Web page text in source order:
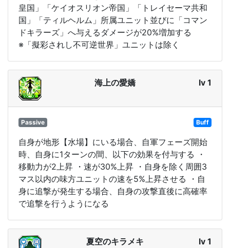
皇国」「ケイオスリオン帝国」「トレイセーマ共和
国」「ティルヘルム」所属ユニット並びに「コマン
ドキラーズ」へ与えるダメージが20%増加する
※「擬彩されし不可逆世界」ユニットは除く
海上の愛嬌 lv 1
Passive Buff
自身が地形【水場】にいる場合、自軍フェーズ開始
時、自身に1ターンの間、以下の効果を付与する ・
移動力が2上昇 ・速が30%上昇 ・自身を除く周囲3
マス以内の味方ユニットの速を5%上昇させる ・自
身に追撃が発生する場合、自身の攻撃直後に高確率
で追撃を行うようになる
夏空のキラメキ lv 1